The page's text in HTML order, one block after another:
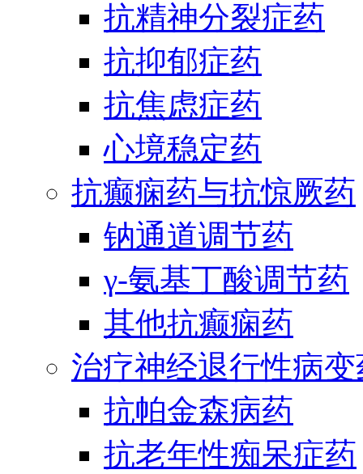
抗精神分裂症药
抗抑郁症药
抗焦虑症药
心境稳定药
抗癫痫药与抗惊厥药
钠通道调节药
γ-氨基丁酸调节药
其他抗癫痫药
治疗神经退行性病
抗帕金森病药
抗老年性痴呆症药